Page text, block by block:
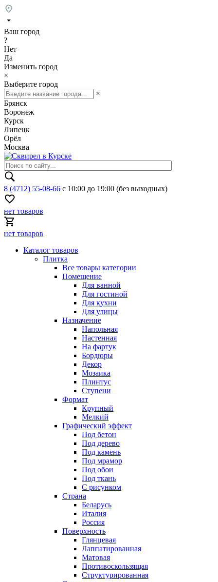
Ваш город
?
Нет
Да
Изменить город
×
Выберите город
×
Брянск
Воронеж
Курск
Липецк
Орёл
Москва
8 (4712) 55-08-66 с 10:00 до 19:00 (без выходных)
нет товаров
нет товаров
Каталог товаров
Плитка
Все товары категории
Помещение
Для ванной
Для гостиной
Для кухни
Для улицы
Назначение
Напольная
Настенная
На фартук
Бордюры
Декор
Мозаика
Плинтус
Ступени
Формат
Крупный
Мелкий
Графический эффект
Под бетон
Под дерево
Под камень
Под мрамор
Под обои
Под ткань
С рисунком
Страна
Беларусь
Италия
Россия
Поверхность
Глянцевая
Лаппатированная
Матовая
Противоскользящая
Структурированная